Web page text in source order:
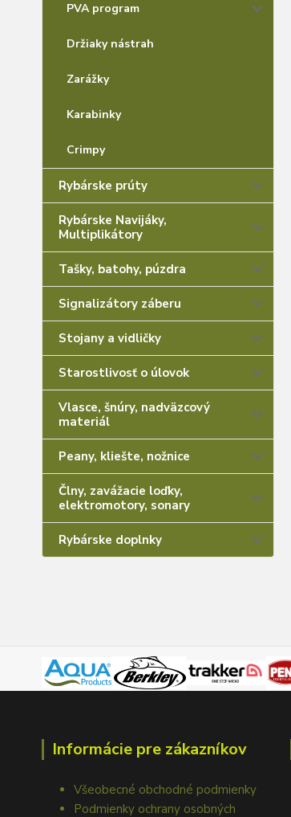
PVA program
Držiaky nástrah
Zarážky
Karabinky
Crimpy
Rybárske prúty
Rybárske Navijáky,
Multiplikátory
Tašky, batohy, púzdra
Signalizátory záberu
Stojany a vidličky
Starostlivosť o úlovok
Vlasce, šnúry, nadväzcový
materiál
Peany, kliešte, nožnice
Člny, zavážacie loďky,
elektromotory, sonary
Rybárske doplnky
Informácie pre zákazníkov
Všeobecné obchodné podmienky
Podmienky ochrany osobných